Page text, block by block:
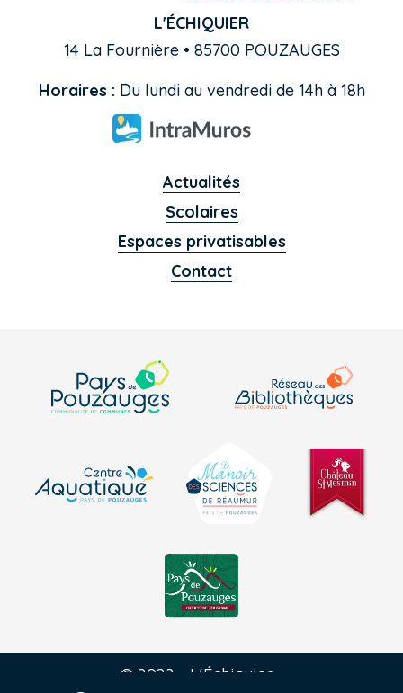
L'ÉCHIQUIER
14 La Fournière • 85700 POUZAUGES
Horaires : Du lundi au vendredi de 14h à 18h
Actualités
Scolaires
Espaces privatisables
Contact
© 2023 - L’Échiquier -